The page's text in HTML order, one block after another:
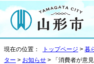
現在の位置： トップページ > 暮
ター > お知らせ > 「消費者が意